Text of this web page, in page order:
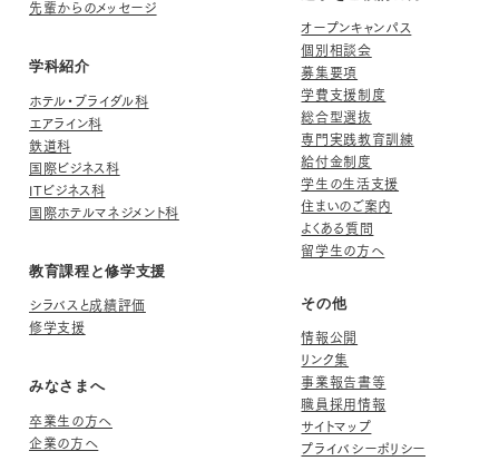
先輩からのメッセージ
学科紹介
ホテル・ブライダル科
エアライン科
鉄道科
国際ビジネス科
ITビジネス科
国際ホテルマネジメント科
教育課程と修学支援
シラバスと成績評価
修学支援
みなさまへ
卒業生の方へ
企業の方へ
オープンキャンパス
個別相談会
募集要項
学費支援制度
総合型選抜
専門実践教育訓練
給付金制度
学生の生活支援
住まいのご案内
よくある質問
留学生の方へ
その他
情報公開
リンク集
事業報告書等
職員採用情報
サイトマップ
プライバシーポリシー